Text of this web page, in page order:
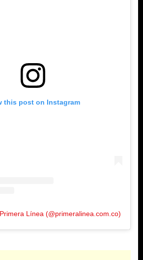
this post on Instagram
Línea (@primeralinea.com.co)